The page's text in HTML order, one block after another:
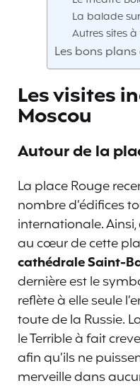
La balade
Autres sites
Les bons
Les visites
Moscou
Autour de la
La place Rouge
nombre d’édifices
internationale.
au cœur de cette
cathédrale Saint-
dernière est le
reflète à elle seule
toute de la Russie.
le Terrible à fait
afin qu’ils ne
merveille dans